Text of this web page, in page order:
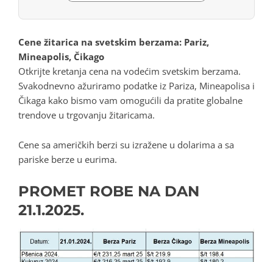
Cene žitarica na svetskim berzama: Pariz,
Mineapolis, Čikago
Otkrijte kretanja cena na vodećim svetskim berzama.
Svakodnevno ažuriramo podatke iz Pariza, Mineapolisa i
Čikaga kako bismo vam omogućili da pratite globalne
trendove u trgovanju žitaricama.
Cene sa američkih berzi su izražene u dolarima a sa
pariske berze u eurima.
PROMET ROBE NA DAN
21.1.2025.